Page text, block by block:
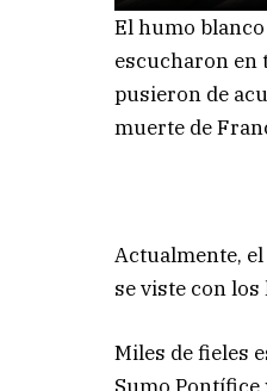
El humo blanco
escucharon en
pusieron de
muerte de
Actualmente, el
se viste con
Miles de fieles